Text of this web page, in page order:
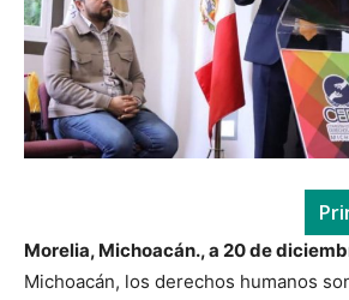
Morelia, Michoacán., a 20 de
Michoacán, los derechos humanos